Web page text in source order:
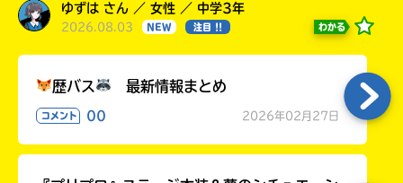
ゆずは さん ／ 女性 ／ 中学3年
2026.08.03 NEW 注目 !! わかる
歴バス 最新情報まとめ
コメント 00 2026年02月27日